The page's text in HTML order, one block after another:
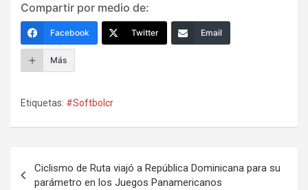
Compartir por medio de:
Facebook Twitter Email
Más
Etiquetas: #Softbolcr
de
Ciclismo de Ruta viajó a República Dominicana para su
parámetro en los Juegos Panamericanos